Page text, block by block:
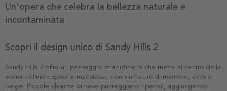
Un'opera che celebra la bellezza naturale e
incontaminata
Scopri il design unico di Sandy Hills 2
Sandy Hills 2 offre un paesaggio straordinario che mette al centro della
scena colline rugose e maestose, con sfumature di marrone, ocra e
beige. Piccole chiazze di neve punteggiano i pendii, aggiungendo